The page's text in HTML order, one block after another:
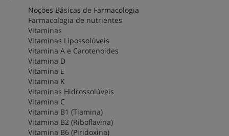
Noções Básicas de Farmacologia
Farmacologia de nutrientes
Vitaminas
Vitaminas Lipossolúveis
Vitamina A e Carotenoides
Vitamina D
Vitamina E
Vitamina K
Vitaminas Hidrossolúveis
Vitamina C
Vitamina B1 (Tiamina)
Vitamina B2 (Riboflavina)
Vitamina B6 (Piridoxina)